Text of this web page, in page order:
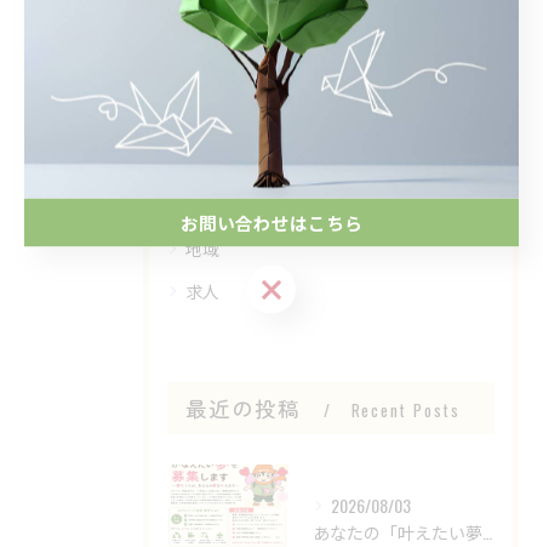
カテゴリー Categories
全てのカテゴリー
精神疾患
発達障がい
就労継続支援B型
地域
求人
最近の投稿 Recent Posts
2026/08/03
あなたの「叶えたい夢」を募集します！
お問い合わせはこちら
お問い合わせはこちら